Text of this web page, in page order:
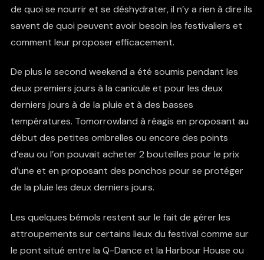
de quoi se nourrir et se déshydrater, il n’y a rien à dire ils
savent de quoi peuvent avoir besoin les festivaliers et
comment leur proposer efficacement.
De plus le second weekend a été soumis pendant les
deux premiers jours à la canicule et pour les deux
derniers jours à de la pluie et à des basses
températures. Tomorrowland à réagis en proposant au
début des petites ombrelles ou encore des points
d’eau ou l’on pouvait acheter 2 bouteilles pour le prix
d’une et en proposant des ponchos pour se protéger
de la pluie les deux derniers jours.
Les quelques bémols restent sur le fait de gérer les
attroupements sur certains lieux du festival comme sur
le pont situé entre la Q-Dance et la Harbour House ou